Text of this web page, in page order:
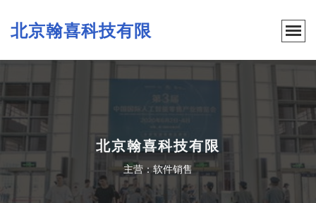
北京翰喜科技有限
北京翰喜科技有限
主营：软件销售